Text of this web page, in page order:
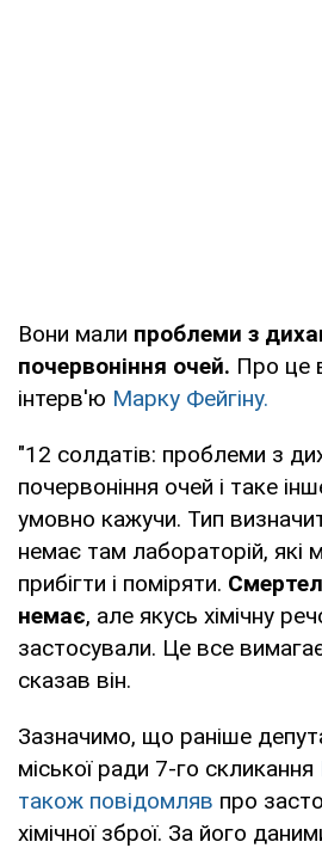
Вони мали проблеми з
почервоніння очей. Про це
інтерв'ю Марку Фейгіну.
"12 солдатів: проблеми з
почервоніння очей і таке
умовно кажучи. Тип
немає там лабораторій, які
прибігти і поміряти.
немає, але якусь хімічну
застосували. Це все
сказав він.
Зазначимо, що раніше
міської ради 7-го скликання
також повідомляв про
хімічної зброї. За його